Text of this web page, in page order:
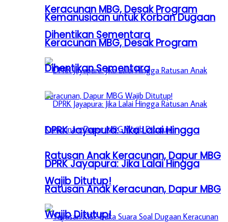
Keracunan MBG, Desak Program
Dihentikan Sementara
DPRK Jayapura: Jika Lalai Hingga
Ratusan Anak Keracunan, Dapur MBG
Wajib Ditutup!
Kemanusiaan untuk Korban Dugaan
Keracunan MBG, Desak Program
Dihentikan Sementara
DPRK Jayapura: Jika Lalai Hingga
Ratusan Anak Keracunan, Dapur MBG
Wajib Ditutup!